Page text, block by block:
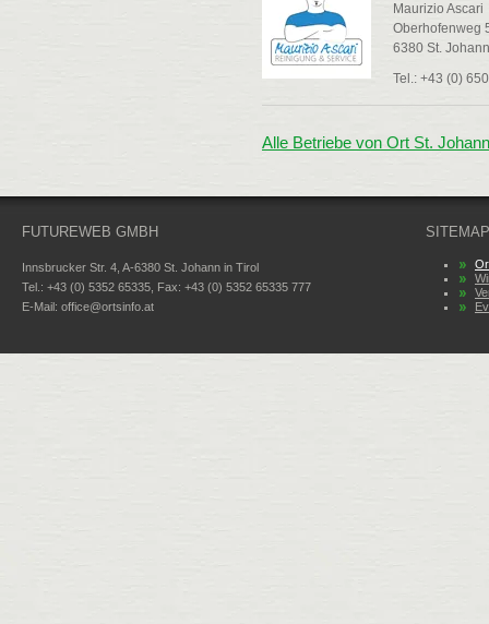
Maurizio Ascari
Oberhofenweg
6380 St.
Tel.: +43 (0)
Alle Betriebe von Ort St.
FUTUREWEB GMBH
Innsbrucker Str. 4, A-6380 St. Johann in Tirol
Tel.: +43 (0) 5352 65335, Fax: +43 (0) 5352 65335 777
E-Mail: office@ortsinfo.at
SITEMAP